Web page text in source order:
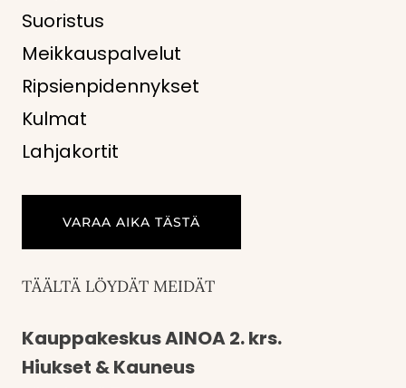
Suoristus
Meikkauspalvelut
Ripsienpidennykset
Kulmat
Lahjakortit
VARAA AIKA TÄSTÄ
TÄÄLTÄ LÖYDÄT MEIDÄT
Kauppakeskus AINOA 2. krs.
Hiukset & Kauneus